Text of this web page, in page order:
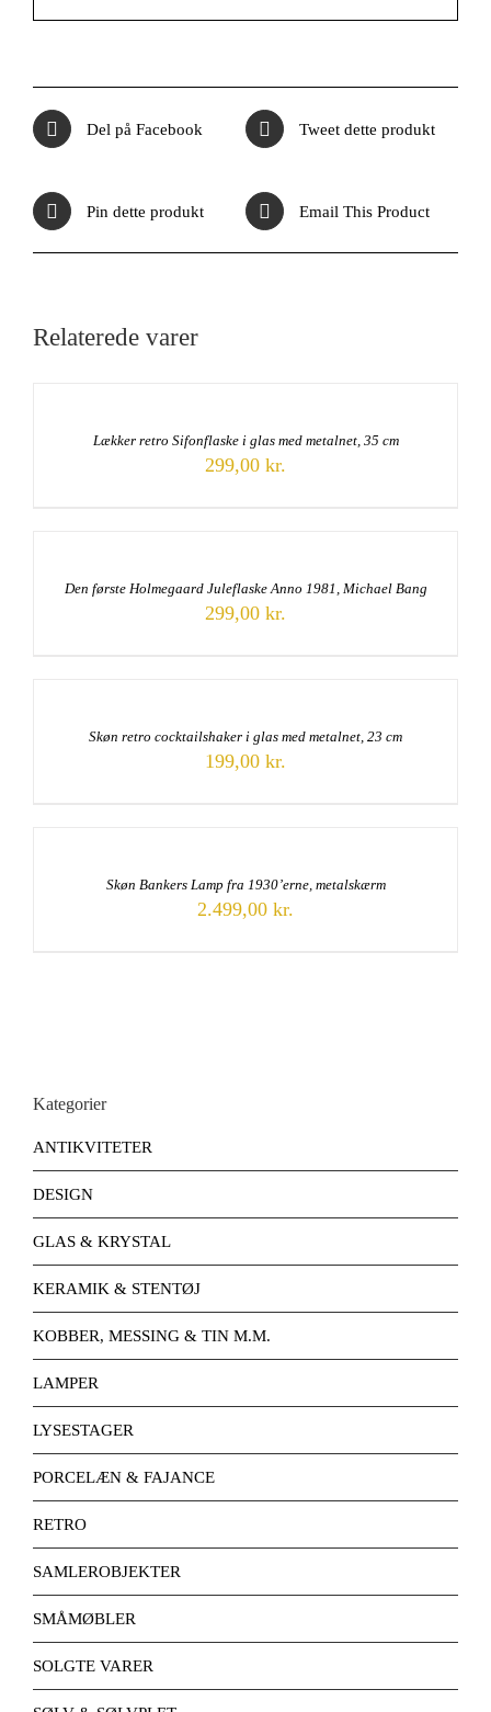
Del på Facebook Tweet dette produkt
Pin dette produkt Email This Product
Relaterede varer
Lækker retro Sifonflaske i glas med metalnet, 35 cm
299,00 kr.
Den første Holmegaard Juleflaske Anno 1981, Michael Bang
299,00 kr.
Skøn retro cocktailshaker i glas med metalnet, 23 cm
199,00 kr.
Skøn Bankers Lamp fra 1930’erne, metalskærm
2.499,00 kr.
Kategorier
ANTIKVITETER
DESIGN
GLAS & KRYSTAL
KERAMIK & STENTØJ
KOBBER, MESSING & TIN M.M.
LAMPER
LYSESTAGER
PORCELÆN & FAJANCE
RETRO
SAMLEROBJEKTER
SMÅMØBLER
SOLGTE VARER